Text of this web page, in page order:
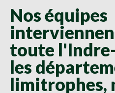
Nos équipes
toute
les
limitrophes,